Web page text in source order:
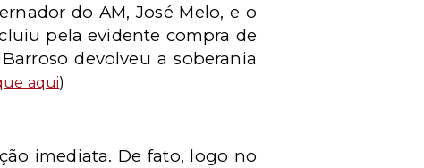
do AM, José Melo, e o
pela evidente compra de
devolveu a soberania
aqui)
imediata. De fato, logo no